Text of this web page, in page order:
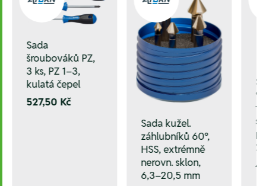
Sada
šroubováků PZ,
3 ks, PZ 1–3,
kulatá čepel
527,50 Kč
Sada kužel.
záhlubníků 60°,
HSS, extrémně
nerovn. sklon,
6,3–20,5 mm